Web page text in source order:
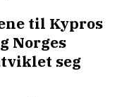
til Kypros
Norges
seg